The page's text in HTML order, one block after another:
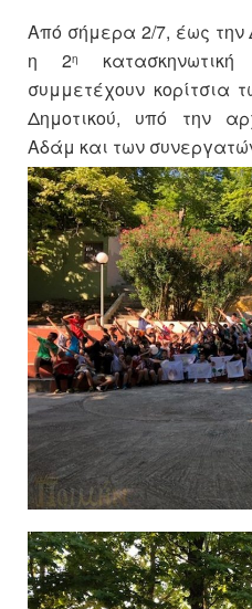
Από σήμερα 2/7, έως την
η 2η
συμμετέχουν κορίτσια
Δημοτικού, υπό την
Αδάμ και των